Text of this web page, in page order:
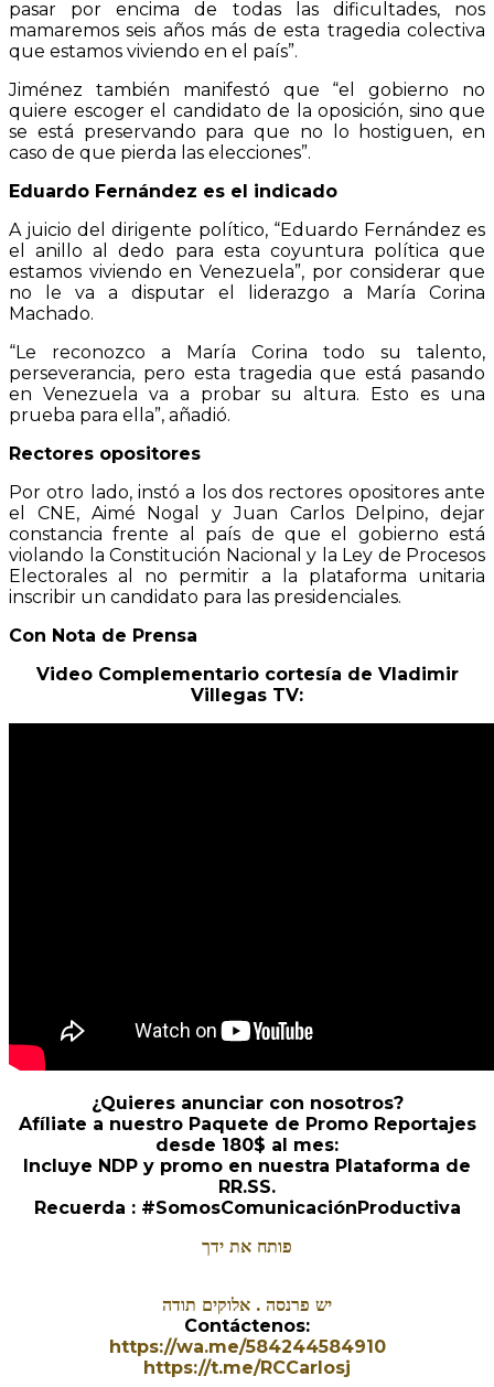
pasar por encima de todas las dificultades, nos
mamaremos seis años más de esta tragedia colectiva
que estamos viviendo en el país”.
Jiménez también manifestó que “el gobierno no
quiere escoger el candidato de la oposición, sino que
se está preservando para que no lo hostiguen, en
caso de que pierda las elecciones”.
Eduardo Fernández es el indicado
A juicio del dirigente político, “Eduardo Fernández es
el anillo al dedo para esta coyuntura política que
estamos viviendo en Venezuela”, por considerar que
no le va a disputar el liderazgo a María Corina
Machado.
“Le reconozco a María Corina todo su talento,
perseverancia, pero esta tragedia que está pasando
en Venezuela va a probar su altura. Esto es una
prueba para ella”, añadió.
Rectores opositores
Por otro lado, instó a los dos rectores opositores ante
el CNE, Aimé Nogal y Juan Carlos Delpino, dejar
constancia frente al país de que el gobierno está
violando la Constitución Nacional y la Ley de Procesos
Electorales al no permitir a la plataforma unitaria
inscribir un candidato para las presidenciales.
Con Nota de Prensa
Video Complementario cortesía de Vladimir
Villegas TV:
¿Quieres anunciar con nosotros?
Afíliate a nuestro Paquete de Promo Reportajes
desde 180$ al mes:
Incluye NDP y promo en nuestra Plataforma de
RR.SS.
Recuerda : #SomosComunicaciónProductiva
פותח את ידך
יש פרנסה . אלוקים תודה
Contáctenos:
https://wa.me/584244584910
https://t.me/RCCarlosj